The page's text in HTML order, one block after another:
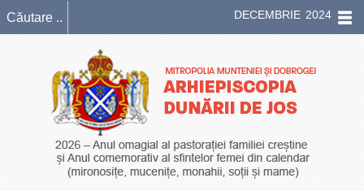
DECEMBRIE 2024